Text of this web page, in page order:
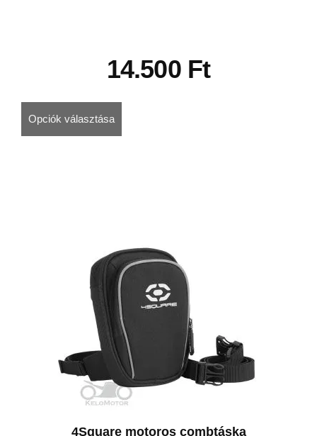
14.500 Ft
Opciók választása
4Square motoros combtáska